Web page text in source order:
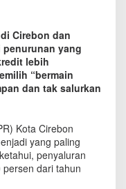
Cirebon dan
penurunan yang
lebih
“bermain
dan tak salurkan
Kota Cirebon
yang paling
penyaluran
dari tahun